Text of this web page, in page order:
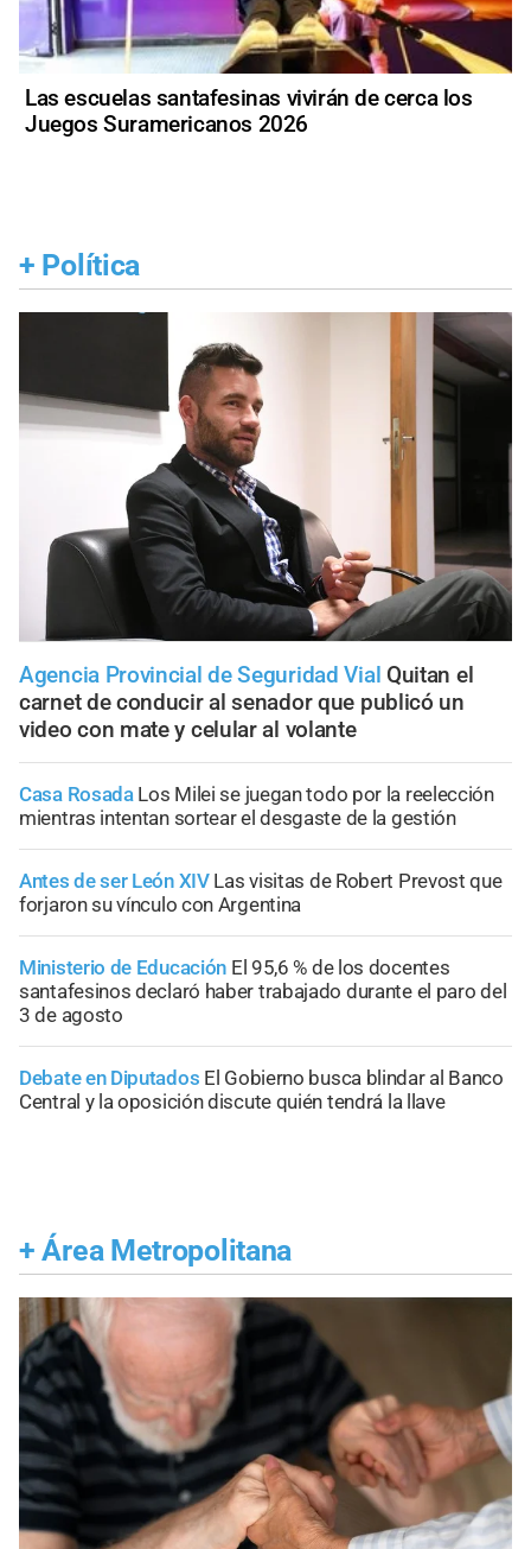
Las escuelas santafesinas vivirán de cerca los
Juegos Suramericanos 2026
+ Política
Agencia Provincial de Seguridad Vial Quitan el
carnet de conducir al senador que publicó un
video con mate y celular al volante
Casa Rosada Los Milei se juegan todo por la reelección
mientras intentan sortear el desgaste de la gestión
Antes de ser León XIV Las visitas de Robert Prevost que
forjaron su vínculo con Argentina
Ministerio de Educación El 95,6 % de los docentes
santafesinos declaró haber trabajado durante el paro del
3 de agosto
Debate en Diputados El Gobierno busca blindar al Banco
Central y la oposición discute quién tendrá la llave
+ Área Metropolitana